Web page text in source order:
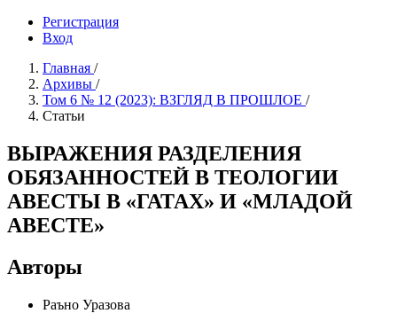
Регистрация
Вход
Главная /
Архивы /
Том 6 № 12 (2023): ВЗГЛЯД В ПРОШЛОЕ /
Статьи
ВЫРАЖЕНИЯ РАЗДЕЛЕНИЯ
ОБЯЗАННОСТЕЙ В ТЕОЛОГИИ
АВЕСТЫ В «ГАТАХ» И «МЛАДОЙ
АВЕСТЕ»
Авторы
Раъно Уразова